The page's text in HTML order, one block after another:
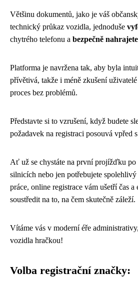
Většinu dokumentů, jako je váš
technický průkaz vozidla, jednoduše
chytrého telefonu a bezpečně nahrajete
Platforma je navržena tak, aby byla
přívětivá, takže i méně zkušení
proces bez problémů.
Představte si to vzrušení, když budete
požadavek na registraci posouvá vpřed
Ať už se chystáte na první projížďku po
silnicích nebo jen potřebujete
práce, online registrace vám ušetří čas
soustředit na to, na čem skutečně záleží.
Vítáme vás v moderní éře
vozidla hračkou!
Volba registrační značky: